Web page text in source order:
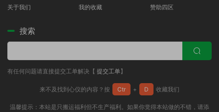
关于我们 我的收藏 赞助四区
搜索
有任何问题请直接提交工单解决【 提交工单】
来不及找到心仪的内容？按 Ctr + D 收藏我们
温馨提示：本站是只搬运福利但不生产福利。如果你觉得本站做的不错，请添